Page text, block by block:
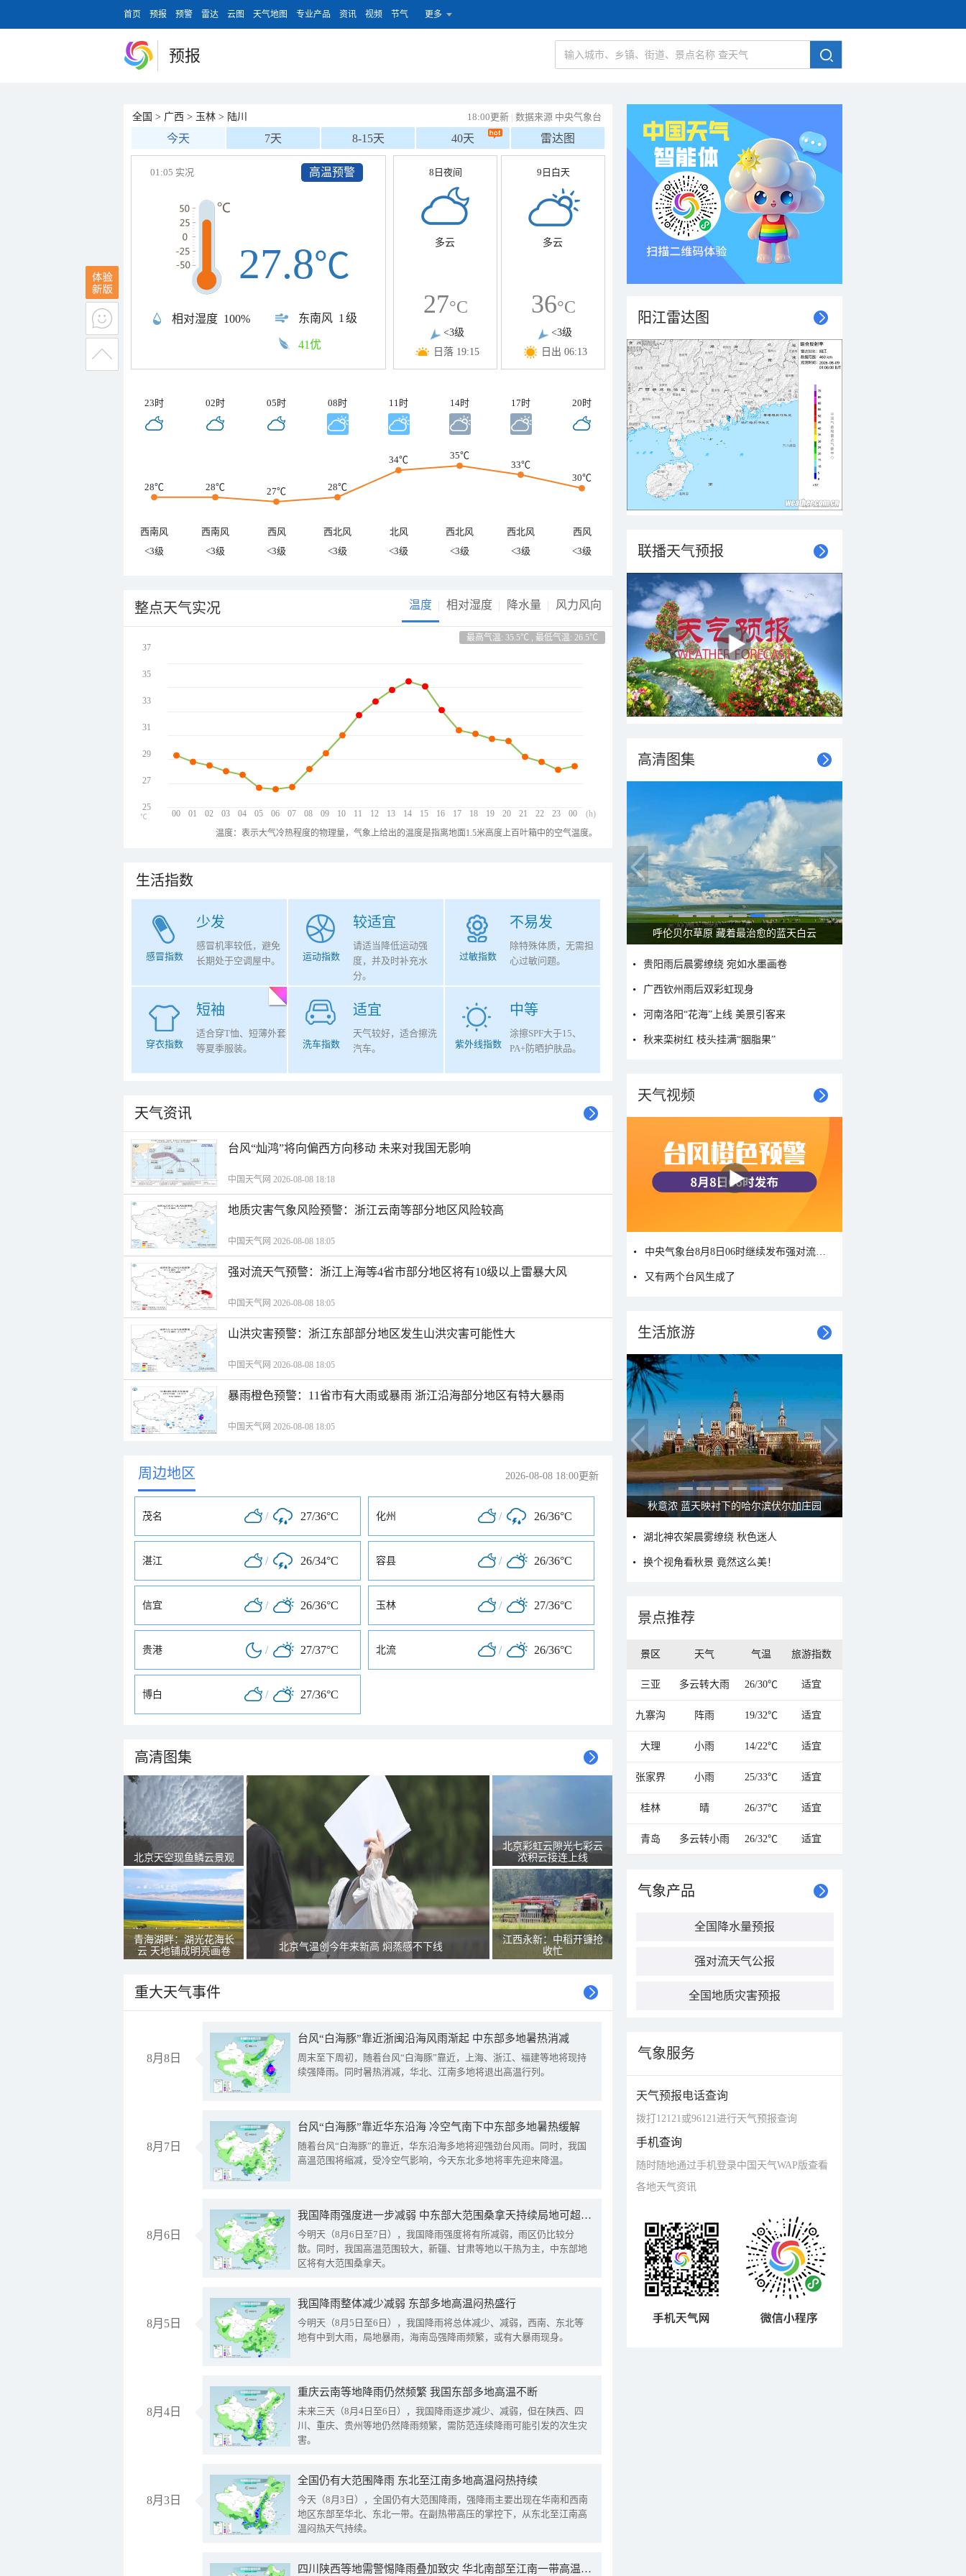
首页 预报 预警 雷达 云图 天气地图 专业产品 资讯 视频 节气 更多
预报
全国 > 广西 > 玉林 > 陆川 18:00更新 | 数据来源 中央气象台
今天 7天 8-15天 40天 雷达图
高温预警
01:05 实况
相对湿度 100% 东南风 1级
27.8℃
41优
8日夜间
多云
27°C
<3级
日落 19:15
9日白天
多云
36°C
<3级
日出 06:13
23时 02时 05时 08时 11时 14时 17时 20时
28℃ 28℃ 27℃ 28℃
34℃
35℃
33℃
30℃
西南风 西南风 西风 西北风 北风 西北风 西北风
西风
<3级
<3级 <3级 <3级 <3级 <3级 <3级 <3级
整点天气实况 温度 相对湿度 降水量 风力风向
最高气温: 35.5℃ , 最低气温: 26.5℃
00 01 02 03 04 05 06 07 08 09 10 11 12 13 14 15 16 17 18 19 20 21 22 23 00
37
35
33
31
29
27
25
(h)
℃
温度：表示大气冷热程度的物理量，气象上给出的温度是指离地面1.5米高度上百叶箱中的空气温度。
生活指数
少发
感冒指数
感冒机率较低，避免
长期处于空调屋中。
较适宜
运动指数
请适当降低运动强
度，并及时补充水
分。
不易发
过敏指数
除特殊体质，无需担
心过敏问题。
短袖
穿衣指数
适合穿T恤、短薄外套
等夏季服装。
适宜
洗车指数
天气较好，适合擦洗
汽车。
中等
紫外线指数
涂擦SPF大于15、
PA+防晒护肤品。
天气资讯
台风“灿鸿”将向偏西方向移动 未来对我国无影响
中国天气网 2026-08-08 18:18
地质灾害气象风险预警：浙江云南等部分地区风险较高
中国天气网 2026-08-08 18:05
强对流天气预警：浙江上海等4省市部分地区将有10级以上雷暴大风
中国天气网 2026-08-08 18:05
山洪灾害预警：浙江东部部分地区发生山洪灾害可能性大
中国天气网 2026-08-08 18:05
暴雨橙色预警：11省市有大雨或暴雨 浙江沿海部分地区有特大暴雨
中国天气网 2026-08-08 18:05
周边地区 2026-08-08 18:00更新
茂名 / 27/36°C 化州 / 26/36°C
湛江 / 26/34°C 容县 / 26/36°C
信宜 / 26/36°C 玉林 / 27/36°C
贵港 / 27/37°C 北流 / 26/36°C
博白 / 27/36°C
高清图集
北京天空现鱼鳞云景观
青海湖畔：湖光花海长
云 天地铺成明亮画卷
北京气温创今年来新高 焖蒸感不下线
北京彩虹云隙光七彩云
浓积云接连上线
江西永新：中稻开镰抢
收忙
重大天气事件
8月8日
台风“白海豚”靠近浙闽沿海风雨渐起 中东部多地暑热消减
周末至下周初，随着台风“白海豚”靠近，上海、浙江、福建等地将现持
续强降雨。同时暑热消减，华北、江南多地将退出高温行列。
8月7日
台风“白海豚”靠近华东沿海 冷空气南下中东部多地暑热缓解
随着台风“白海豚”的靠近，华东沿海多地将迎强劲台风雨。同时，我国
高温范围将缩减，受冷空气影响，今天东北多地将率先迎来降温。
8月6日
我国降雨强度进一步减弱 中东部大范围桑拿天持续局地可超38℃
今明天（8月6日至7日），我国降雨强度将有所减弱，雨区仍比较分
散。同时，我国高温范围较大，新疆、甘肃等地以干热为主，中东部地
区将有大范围桑拿天。
8月5日
我国降雨整体减少减弱 东部多地高温闷热盛行
今明天（8月5日至6日），我国降雨将总体减少、减弱，西南、东北等
地有中到大雨，局地暴雨，海南岛强降雨频繁，或有大暴雨现身。
8月4日
重庆云南等地降雨仍然频繁 我国东部多地高温不断
未来三天（8月4日至6日），我国降雨逐步减少、减弱，但在陕西、四
川、重庆、贵州等地仍然降雨频繁，需防范连续降雨可能引发的次生灾
害。
8月3日
全国仍有大范围降雨 东北至江南多地高温闷热持续
今天（8月3日），全国仍有大范围降雨，强降雨主要出现在华南和西南
地区东部至华北、东北一带。在副热带高压的掌控下，从东北至江南高
温闷热天气持续。
四川陕西等地需警惕降雨叠加致灾 华北南部至江南一带高温频现
阳江雷达图
联播天气预报
高清图集
一组图感受水中消暑快乐瞬间
贵阳雨后晨雾缭绕 宛如水墨画卷
广西钦州雨后双彩虹现身
河南洛阳“花海”上线 美景引客来
秋来栾树红 枝头挂满“胭脂果”
天气视频
又有两个台风生成了
生活旅游
大美新疆—帕米尔高原好风光
湖北神农架晨雾缭绕 秋色迷人
换个视角看秋景 竟然这么美！
景点推荐
景区 天气 气温 旅游指数
三亚 多云转大雨 26/30℃ 适宜
九寨沟 阵雨 19/32℃ 适宜
大理 小雨 14/22℃ 适宜
张家界 小雨 25/33℃ 适宜
桂林 晴 26/37℃ 适宜
青岛 多云转小雨 26/32℃ 适宜
气象产品
全国降水量预报
强对流天气公报
全国地质灾害预报
气象服务
天气预报电话查询
拨打12121或96121进行天气预报查询
手机查询
随时随地通过手机登录中国天气WAP版查看
各地天气资讯